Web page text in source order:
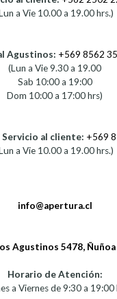
a Vie 10.00 a 19.00 hrs.)
Agustinos: +569 8562
(Lun a Vie 9.30 a 19.00
Sab 10:00 a 19:00
Dom 10:00 a 17:00 hrs)
al cliente: +569
a Vie 10.00 a 19.00 hrs.)
info@apertura.cl
Agustinos 5478, Ñuñoa
Horario de Atención:
a Viernes de 9:30 a 19:00